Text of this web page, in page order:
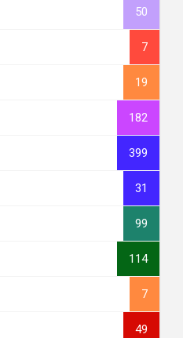
50
7
19
182
399
31
99
114
7
49